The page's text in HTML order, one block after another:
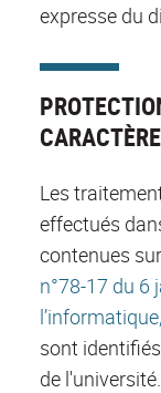
expresse du
Les
effectués
contenues
n°78-17 du 6
sont
de l'université.